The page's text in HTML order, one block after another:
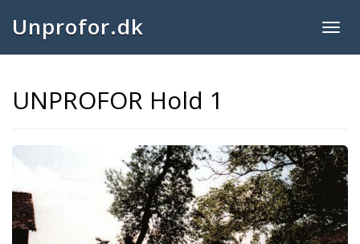
Unprofor.dk
UNPROFOR Hold 1
Previous Next